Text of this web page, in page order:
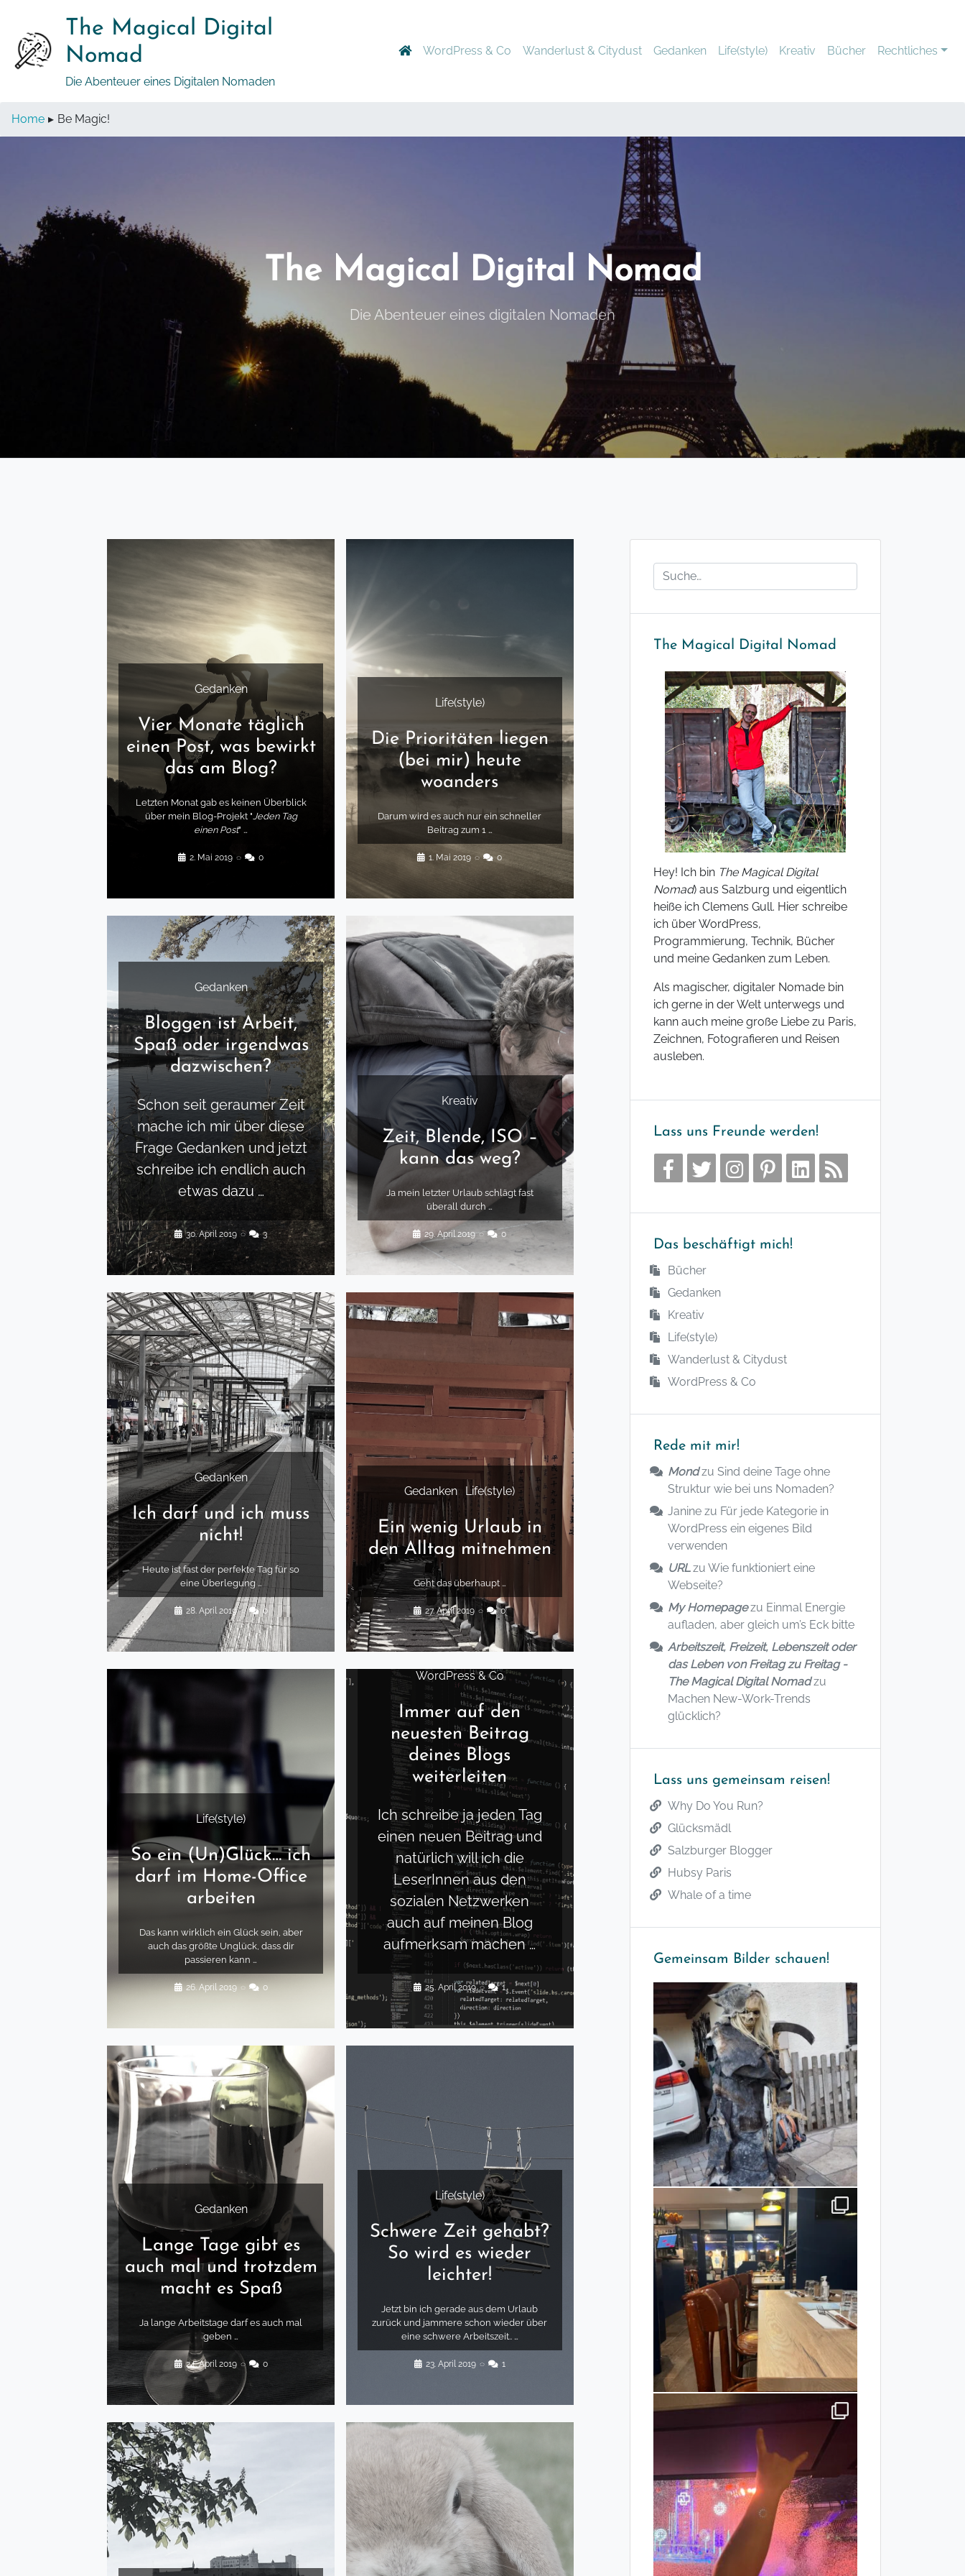
Inhalt
The Magical Digital
Nomad
Die Abenteuer eines Digitalen Nomaden
WordPress & Co Wanderlust & Citydust Gedanken Life(style) Kreativ Bücher Rechtliches
Home ▸ Be Magic!
The Magical Digital Nomad
Die Abenteuer eines digitalen Nomaden
Gedanken
Vier Monate täglich
einen Post, was bewirkt
das am Blog?
Letzten Monat gab es keinen Überblick
über mein Blog-Projekt "Jeden Tag
einen Post" …
2. Mai 2019 ◌ 0
Life(style)
Die Prioritäten liegen
(bei mir) heute
woanders
Darum wird es auch nur ein schneller
Beitrag zum 1 …
1. Mai 2019 ◌ 0
Gedanken
Bloggen ist Arbeit,
Spaß oder irgendwas
dazwischen?
Schon seit geraumer Zeit
mache ich mir über diese
Frage Gedanken und jetzt
schreibe ich endlich auch
etwas dazu …
30. April 2019 ◌ 3
Kreativ
Zeit, Blende, ISO –
kann das weg?
Ja mein letzter Urlaub schlägt fast
überall durch …
29. April 2019 ◌ 0
Gedanken
Ich darf und ich muss
nicht!
Heute ist fast der perfekte Tag für so
eine Überlegung …
28. April 2019 ◌ 0
Gedanken. Life(style)
Ein wenig Urlaub in
den Alltag mitnehmen
Geht das überhaupt …
27. April 2019 ◌ 0
Life(style)
So ein (Un)Glück… ich
darf im Home-Office
arbeiten
Das kann wirklich ein Glück sein, aber
auch das größte Unglück, dass dir
passieren kann …
26. April 2019 ◌ 0
WordPress & Co
Immer auf den
neuesten Beitrag
deines Blogs
weiterleiten
Ich schreibe ja jeden Tag
einen neuen Beitrag und
natürlich will ich die
LeserInnen aus den
sozialen Netzwerken
auch auf meinen Blog
aufmerksam machen …
25. April 2019 ◌ 1
Gedanken
Lange Tage gibt es
auch mal und trotzdem
macht es Spaß
Ja lange Arbeitstage darf es auch mal
geben …
24. April 2019 ◌ 0
Life(style)
Schwere Zeit gehabt?
So wird es wieder
leichter!
Jetzt bin ich gerade aus dem Urlaub
zurück und jammere schon wieder über
eine schwere Arbeitszeit.. …
23. April 2019 ◌ 1
The Magical Digital Nomad
Hey! Ich bin The Magical Digital
Nomad) aus Salzburg und eigentlich
heiße ich Clemens Gull. Hier schreibe
ich über WordPress,
Programmierung, Technik, Bücher
und meine Gedanken zum Leben.
Als magischer, digitaler Nomade bin
ich gerne in der Welt unterwegs und
kann auch meine große Liebe zu Paris,
Zeichnen, Fotografieren und Reisen
ausleben.
Lass uns Freunde werden!
Das beschäftigt mich!
Bücher
Gedanken
Kreativ
Life(style)
Wanderlust & Citydust
WordPress & Co
Rede mit mir!
Mondzu Sind deine Tage ohne
Struktur wie bei uns Nomaden?
Janine zu Für jede Kategorie in
WordPress ein eigenes Bild
verwenden
URLzu Wie funktioniert eine
Webseite?
My Homepagezu Einmal Energie
aufladen, aber gleich um’s Eck bitte
Arbeitszeit, Freizeit, Lebenszeit oder
das Leben von Freitag zu Freitag -
The Magical Digital Nomadzu
Machen New-Work-Trends
glücklich?
Lass uns gemeinsam reisen!
Why Do You Run?
Glücksmädl
Salzburger Blogger
Hubsy Paris
Whale of a time
Gemeinsam Bilder schauen!